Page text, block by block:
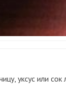
уксус или